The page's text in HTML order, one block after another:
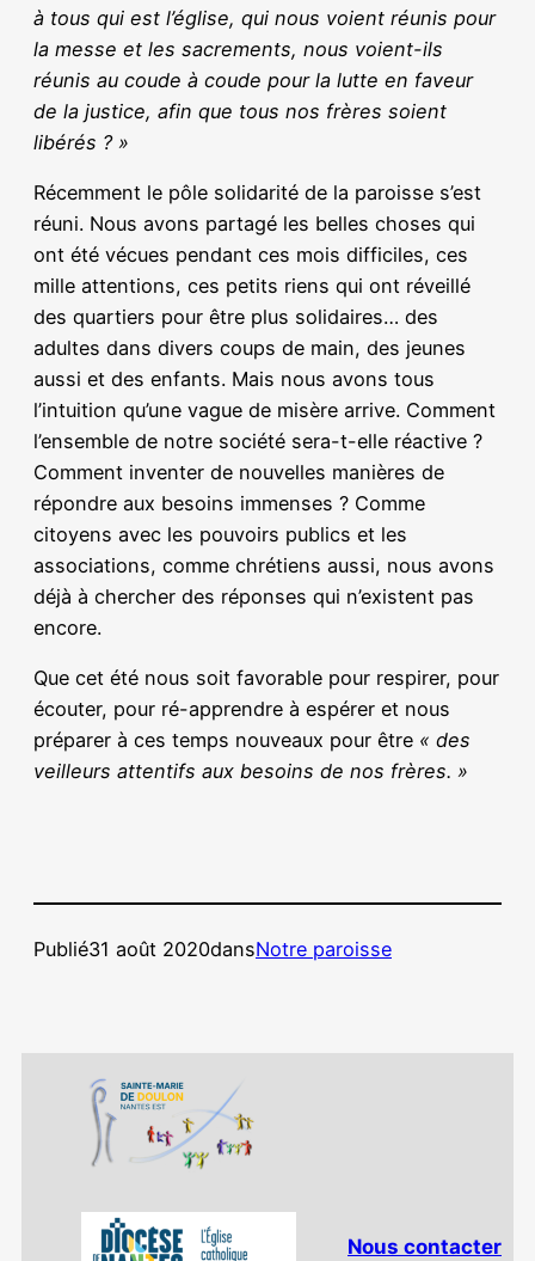
à tous qui est l’église, qui nous voient réunis pour
la messe et les sacrements, nous voient-ils
réunis au coude à coude pour la lutte en faveur
de la justice, afin que tous nos frères soient
libérés ? »
Récemment le pôle solidarité de la paroisse s’est
réuni. Nous avons partagé les belles choses qui
ont été vécues pendant ces mois difficiles, ces
mille attentions, ces petits riens qui ont réveillé
des quartiers pour être plus solidaires… des
adultes dans divers coups de main, des jeunes
aussi et des enfants. Mais nous avons tous
l’intuition qu’une vague de misère arrive. Comment
l’ensemble de notre société sera-t-elle réactive ?
Comment inventer de nouvelles manières de
répondre aux besoins immenses ? Comme
citoyens avec les pouvoirs publics et les
associations, comme chrétiens aussi, nous avons
déjà à chercher des réponses qui n’existent pas
encore.
Que cet été nous soit favorable pour respirer, pour
écouter, pour ré-apprendre à espérer et nous
préparer à ces temps nouveaux pour être « des
veilleurs attentifs aux besoins de nos frères. »
Publié31 août 2020dansNotre paroisse
Nous contacter